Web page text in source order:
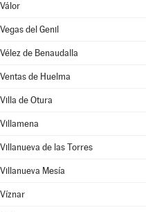
Válor
Vegas del Genil
Vélez de Benaudalla
Ventas de Huelma
Villa de Otura
Villamena
Villanueva de las Torres
Villanueva Mesía
Víznar